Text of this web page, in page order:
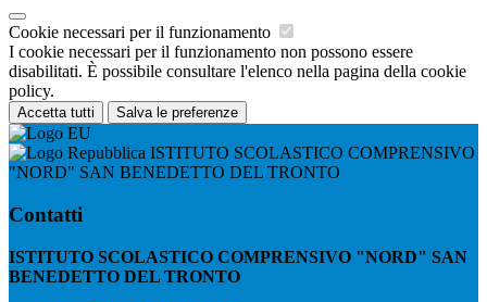
Cookie necessari per il funzionamento
I cookie necessari per il funzionamento non possono essere
disabilitati. È possibile consultare l'elenco nella pagina della cookie
policy.
Accetta tutti Salva le preferenze
ISTITUTO SCOLASTICO COMPRENSIVO
"NORD" SAN BENEDETTO DEL TRONTO
Contatti
ISTITUTO SCOLASTICO COMPRENSIVO "NORD" SAN
BENEDETTO DEL TRONTO